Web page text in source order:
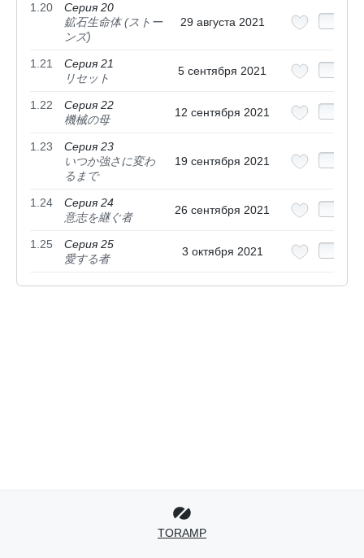
1.20
Серия 20
鉱石生命体 (ストー
ンズ)
29 августа 2021
1.21
Серия 21
リセット
5 сентября 2021
1.22
Серия 22
機械の母
12 сентября 2021
1.23
Серия 23
いつか強さに変わ
るまで
19 сентября 2021
1.24
Серия 24
意志を継ぐ者
26 сентября 2021
1.25
Серия 25
愛する者
3 октября 2021
TORAMP